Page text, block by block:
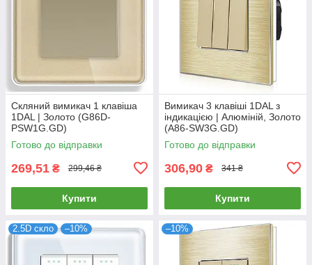
Скляний вимикач 1 клавіша
1DAL | Золото (G86D-
PSW1G.GD)
Готово до відправки
269,51 ₴ 299,46 ₴
Купити
Вимикач 3 клавіші 1DAL з
індикацією | Алюміній, Золото
(А86-SW3G.GD)
Готово до відправки
306,90 ₴ 341 ₴
Купити
2.5D скло –10% –10%